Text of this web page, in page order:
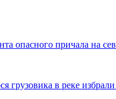
опасного причала на
грузовика в реке